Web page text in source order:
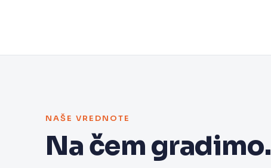
NAŠE VREDNOTE
Na čem gradimo.